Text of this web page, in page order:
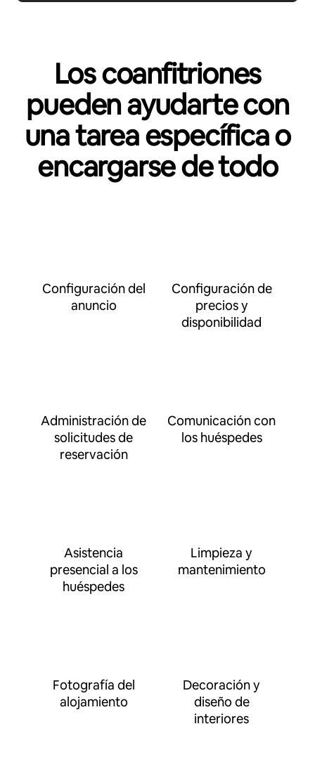
Los coanfitriones
pueden ayudarte con
una tarea específica o
encargarse de todo
Configuración del
anuncio
Configuración de
precios y
disponibilidad
Administración de
solicitudes de
reservación
Comunicación con
los huéspedes
Asistencia
presencial a los
huéspedes
Limpieza y
mantenimiento
Fotografía del
alojamiento
Decoración y
diseño de
interiores